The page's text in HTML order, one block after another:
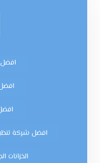
افضل
افضل شركة
الخزانات